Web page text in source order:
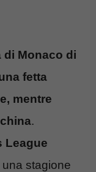
di Monaco di
fetta
mentre
.
League
stagione